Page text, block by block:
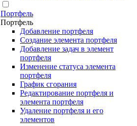
Портфель
Портфель
Добавление портфеля
Создание элемента портфеля
Добавление задач в элемент
портфеля
Изменение статуса элемента
портфеля
График сгорания
Редактирование портфеля и
элемента портфеля
Удаление портфеля и его
элементов